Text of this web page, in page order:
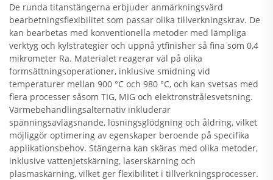
De runda titanstängerna erbjuder anmärkningsvärd
bearbetningsflexibilitet som passar olika tillverkningskrav. De
kan bearbetas med konventionella metoder med lämpliga
verktyg och kylstrategier och uppnå ytfinisher så fina som 0,4
mikrometer Ra. Materialet reagerar väl på olika
formsättningsoperationer, inklusive smidning vid
temperaturer mellan 900 °C och 980 °C, och kan svetsas med
flera processer såsom TIG, MIG och elektronstrålesvetsning.
Värmebehandlingsalternativ inkluderar
spänningsavlägsnande, lösningsglödgning och åldring, vilket
möjliggör optimering av egenskaper beroende på specifika
applikationsbehov. Stängerna kan skäras med olika metoder,
inklusive vattenjetskärning, laserskärning och
plasmaskärning, vilket ger flexibilitet i tillverkningsprocesser.